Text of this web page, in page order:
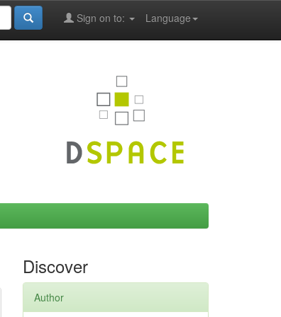
Language
Sign on to:
Discover
Author